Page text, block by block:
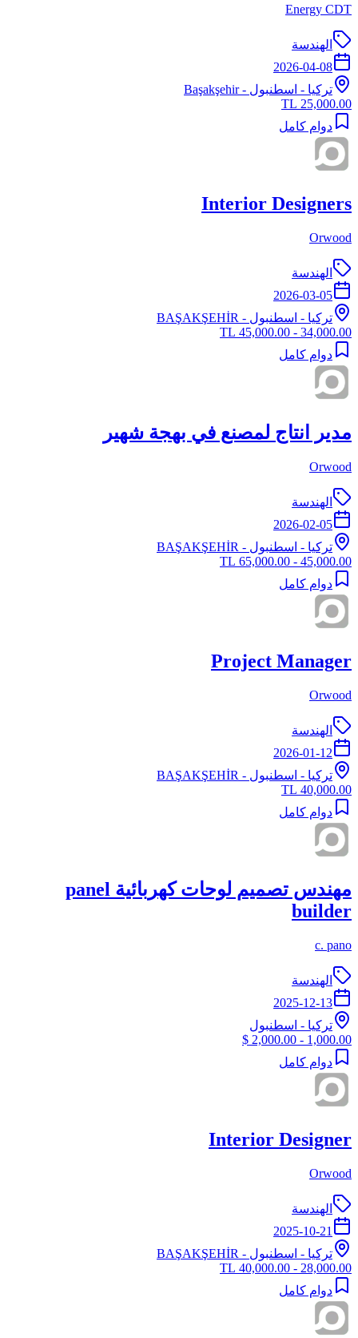
Energy CDT
الهندسة
2026-04-08
تركيا - اسطنبول - Başakşehir
25,000.00 TL
دوام كامل
Interior Designers
Orwood
الهندسة
2026-03-05
تركيا - اسطنبول - BAŞAKŞEHİR
34,000.00 - 45,000.00 TL
دوام كامل
مدير انتاج لمصنع في بهجة شهير
Orwood
الهندسة
2026-02-05
تركيا - اسطنبول - BAŞAKŞEHİR
45,000.00 - 65,000.00 TL
دوام كامل
Project Manager
Orwood
الهندسة
2026-01-12
تركيا - اسطنبول - BAŞAKŞEHİR
40,000.00 TL
دوام كامل
مهندس تصميم لوحات كهربائية panel
builder
c. pano
الهندسة
2025-12-13
تركيا - اسطنبول
1,000.00 - 2,000.00 $
دوام كامل
Interior Designer
Orwood
الهندسة
2025-10-21
تركيا - اسطنبول - BAŞAKŞEHİR
28,000.00 - 40,000.00 TL
دوام كامل